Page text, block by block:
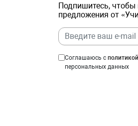
Подпишитесь, чтобы
предложения от
Соглашаюсь с
персональных данных